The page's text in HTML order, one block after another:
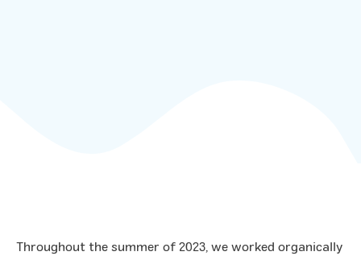
Throughout the summer of 2023, we worked organically